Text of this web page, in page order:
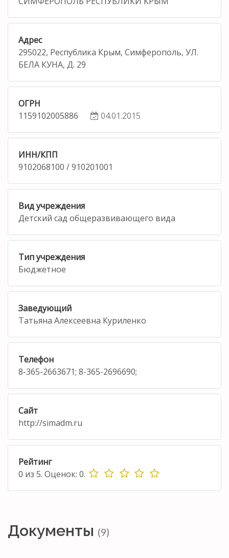
Адрес
295022, Республика Крым, Симферополь, УЛ.
БЕЛА КУНА, Д. 29
ОГРН
1159102005886
04.01.2015
ИНН/КПП
9102068100 / 910201001
Вид учреждения
Детский сад общеразвивающего вида
Тип учреждения
Бюджетное
Заведующий
Татьяна Алексеевна Куриленко
Телефон
8-365-2663671; 8-365-2696690;
Сайт
http://simadm.ru
Рейтинг
0 из 5. Оценок: 0.
Документы (9)